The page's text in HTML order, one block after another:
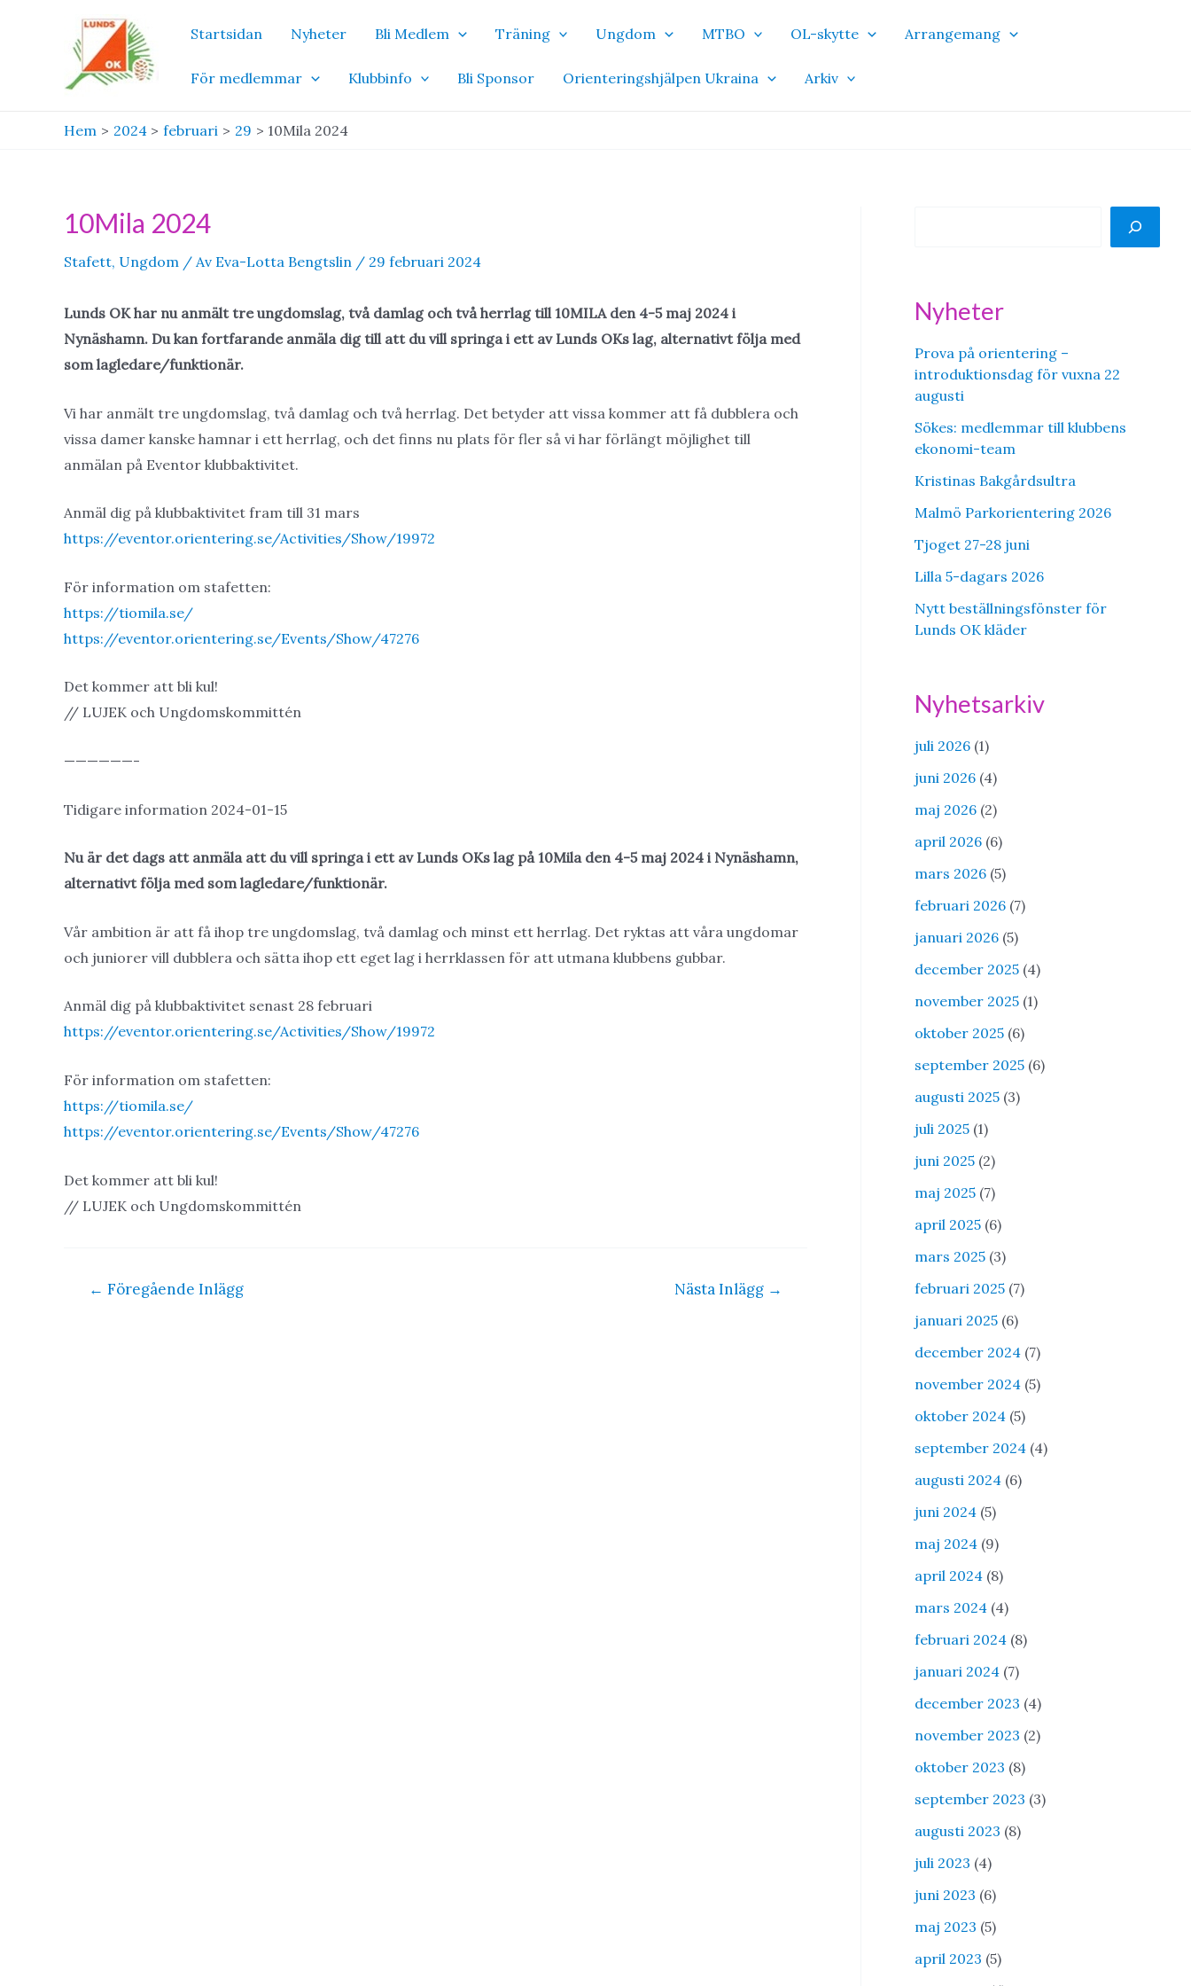
Startsidan Nyheter Bli Medlem Träning Ungdom MTBO OL-skytte Arrangemang
För medlemmar Klubbinfo Bli Sponsor Orienteringshjälpen Ukraina Arkiv
Hem 2024 februari 29 10Mila 2024
10Mila 2024
Stafett, Ungdom / Av Eva-Lotta Bengtslin / 29 februari 2024
Lunds OK har nu anmält tre ungdomslag, två damlag och två herrlag till 10MILA den 4-5 maj 2024 i
Nynäshamn. Du kan fortfarande anmäla dig till att du vill springa i ett av Lunds OKs lag, alternativt följa med
som lagledare/funktionär.
Vi har anmält tre ungdomslag, två damlag och två herrlag. Det betyder att vissa kommer att få dubblera och
vissa damer kanske hamnar i ett herrlag, och det finns nu plats för fler så vi har förlängt möjlighet till
anmälan på Eventor klubbaktivitet.
Anmäl dig på klubbaktivitet fram till 31 mars
https://eventor.orientering.se/Activities/Show/19972
För information om stafetten:
https://tiomila.se/
https://eventor.orientering.se/Events/Show/47276
Det kommer att bli kul!
// LUJEK och Ungdomskommittén
——————-
Tidigare information 2024-01-15
Nu är det dags att anmäla att du vill springa i ett av Lunds OKs lag på 10Mila den 4-5 maj 2024 i Nynäshamn,
alternativt följa med som lagledare/funktionär.
Vår ambition är att få ihop tre ungdomslag, två damlag och minst ett herrlag. Det ryktas att våra ungdomar
och juniorer vill dubblera och sätta ihop ett eget lag i herrklassen för att utmana klubbens gubbar.
Anmäl dig på klubbaktivitet senast 28 februari
https://eventor.orientering.se/Activities/Show/19972
För information om stafetten:
https://tiomila.se/
https://eventor.orientering.se/Events/Show/47276
Det kommer att bli kul!
// LUJEK och Ungdomskommittén
Inläggsnavigering
← Föregående Inlägg Nästa Inlägg →
Nyheter
Prova på orientering –
introduktionsdag för vuxna 22
augusti
Sökes: medlemmar till klubbens
ekonomi-team
Kristinas Bakgårdsultra
Malmö Parkorientering 2026
Tjoget 27-28 juni
Lilla 5-dagars 2026
Nytt beställningsfönster för
Lunds OK kläder
Nyhetsarkiv
juli 2026 (1)
juni 2026 (4)
maj 2026 (2)
april 2026 (6)
mars 2026 (5)
februari 2026 (7)
januari 2026 (5)
december 2025 (4)
november 2025 (1)
oktober 2025 (6)
september 2025 (6)
augusti 2025 (3)
juli 2025 (1)
juni 2025 (2)
maj 2025 (7)
april 2025 (6)
mars 2025 (3)
februari 2025 (7)
januari 2025 (6)
december 2024 (7)
november 2024 (5)
oktober 2024 (5)
september 2024 (4)
augusti 2024 (6)
juni 2024 (5)
maj 2024 (9)
april 2024 (8)
mars 2024 (4)
februari 2024 (8)
januari 2024 (7)
december 2023 (4)
november 2023 (2)
oktober 2023 (8)
september 2023 (3)
augusti 2023 (8)
juli 2023 (4)
juni 2023 (6)
maj 2023 (5)
april 2023 (5)